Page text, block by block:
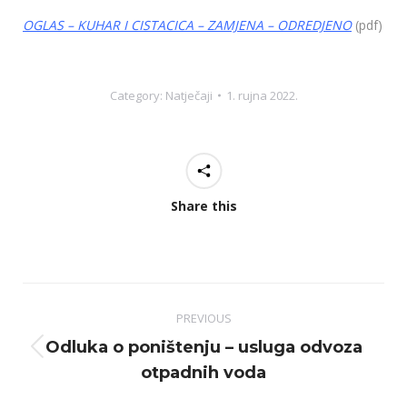
OGLAS – KUHAR I CISTACICA – ZAMJENA – ODREDJENO(pdf)
Category: Natječaji 1. rujna 2022.
Share this
navigation
PREVIOUS
Previous
post:
Odluka o poništenju – usluga odvoza
otpadnih voda